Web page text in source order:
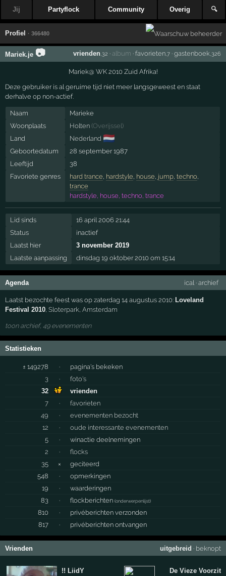
Jij Partyflock Community Overig 🔍
Profiel · 366480
Mariek.je 📷 vrienden,32 · album · favorieten,7· gastenboek ,326
Mariek@ WK 2010 Zuid Afrika!
Deze gebruiker is al geruime tijd niet meer langsgeweest en staat
derhalve op non-actief.
Naam
Marieke
Woonplaats
Holten (Overijssel)
Land
Nederland 🇳🇱
Geboortedatum
28 september 1987
Leeftijd
38
Favoriete genres
hard trance hardstyle house jump, techno,
trance
hardstyle, house, techno, trance
Lid sinds
16 april 2006 21:44
Status
inactief
Laatst hier
3 november 2019
Laatste aanpassing
dinsdag 19 oktober 2010 om 15:14
Agenda ical · archief
Laatst bezochte feest was op zaterdag 14 augustus 2010: Loveland
Festival 2010,Sloterpark,Amsterdam
toon archief, 49 evenementen
Statistieken
± 149278 ·
pagina's bekeken
3
·
foto's
32
vrienden
7
·
favorieten
49
·
evenementen bezocht
12
·
oude interessante evenementen
5
·
winactie deelnemingen
2
·
flocks
35
×
geciteerd
548
·
opmerkingen
19
·
waarderingen
83
· flockberichten(onderwerpenlijst)
810 ·
privéberichten verzonden
817
· privéberichten ontvangen
Vrienden uitgebreid · beknopt
!! LiidY
De Vieze